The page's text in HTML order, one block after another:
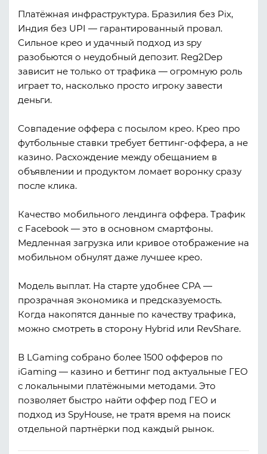
Платёжная инфраструктура. Бразилия без Pix,
Индия без UPI — гарантированный провал.
Сильное крео и удачный подход из spy
разобьются о неудобный депозит. Reg2Dep
зависит не только от трафика — огромную роль
играет то, насколько просто игроку завести
деньги.
Совпадение оффера с посылом крео. Крео про
футбольные ставки требует беттинг-оффера, а не
казино. Расхождение между обещанием в
объявлении и продуктом ломает воронку сразу
после клика.
Качество мобильного лендинга оффера. Трафик
с Facebook — это в основном смартфоны.
Медленная загрузка или кривое отображение на
мобильном обнулят даже лучшее крео.
Модель выплат. На старте удобнее CPA —
прозрачная экономика и предсказуемость.
Когда накопятся данные по качеству трафика,
можно смотреть в сторону Hybrid или RevShare.
В LGaming собрано более 1500 офферов по
iGaming — казино и беттинг под актуальные ГЕО
с локальными платёжными методами. Это
позволяет быстро найти оффер под ГЕО и
подход из SpyHouse, не тратя время на поиск
отдельной партнёрки под каждый рынок.